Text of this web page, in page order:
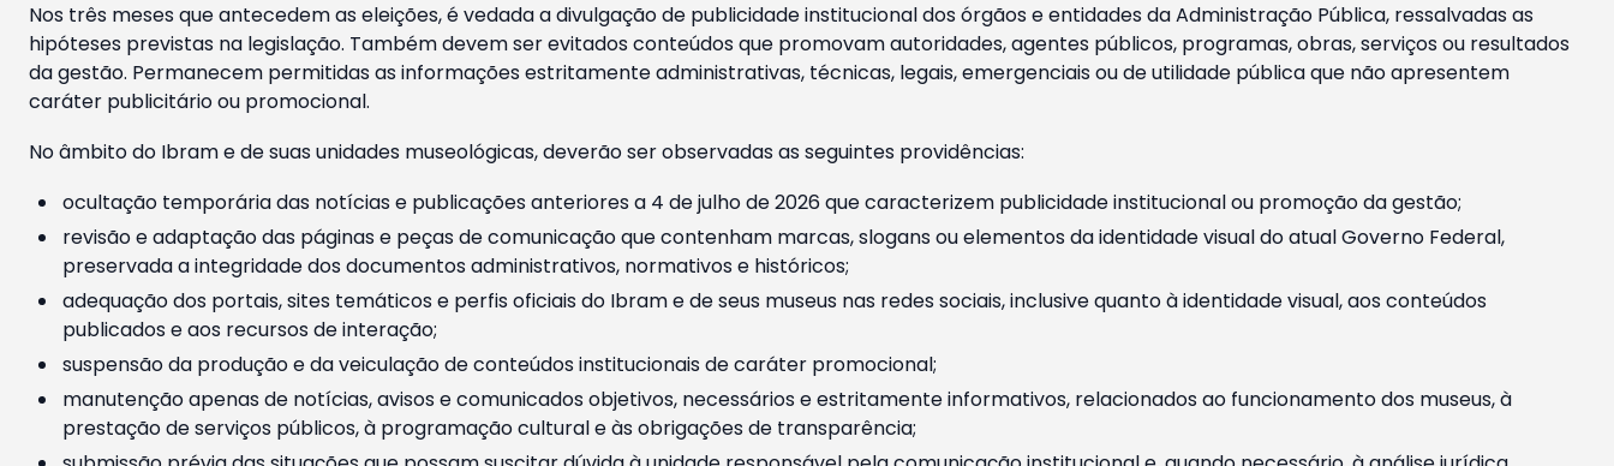
Nos três meses que antecedem as eleições, é vedada a divulgação de publicidade institucional dos órgãos e entidades da Administração Pública, ressalvadas as
hipóteses previstas na legislação. Também devem ser evitados conteúdos que promovam autoridades, agentes públicos, programas, obras, serviços ou resultados
da gestão. Permanecem permitidas as informações estritamente administrativas, técnicas, legais, emergenciais ou de utilidade pública que não apresentem
caráter publicitário ou promocional.
No âmbito do Ibram e de suas unidades museológicas, deverão ser observadas as seguintes providências:
ocultação temporária das notícias e publicações anteriores a 4 de julho de 2026 que caracterizem publicidade institucional ou promoção da gestão;
revisão e adaptação das páginas e peças de comunicação que contenham marcas, slogans ou elementos da identidade visual do atual Governo Federal,
preservada a integridade dos documentos administrativos, normativos e históricos;
adequação dos portais, sites temáticos e perfis oficiais do Ibram e de seus museus nas redes sociais, inclusive quanto à identidade visual, aos conteúdos
publicados e aos recursos de interação;
suspensão da produção e da veiculação de conteúdos institucionais de caráter promocional;
manutenção apenas de notícias, avisos e comunicados objetivos, necessários e estritamente informativos, relacionados ao funcionamento dos museus, à
prestação de serviços públicos, à programação cultural e às obrigações de transparência;